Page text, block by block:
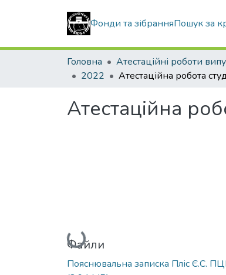
Фонди та зібранняПошук за
Головна
2022
Атестаційна
Вантажиться...
Файли
Пояснювальна записка Пліс Є.С.